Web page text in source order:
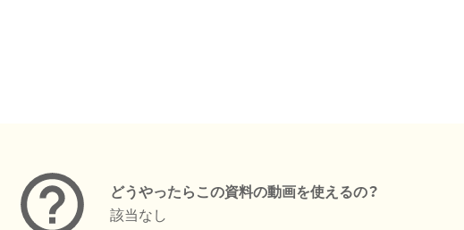
どうやったらこの資料の動画を使えるの？
該当なし